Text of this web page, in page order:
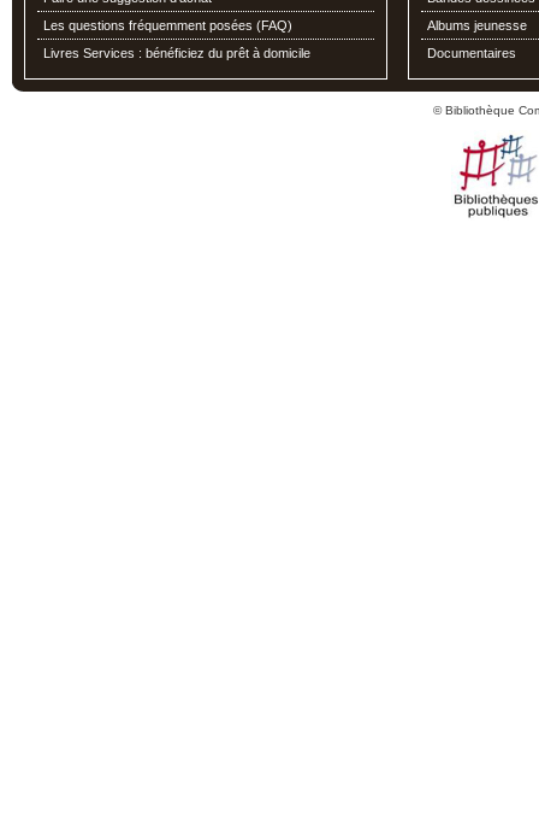
Les questions fréquemment posées (FAQ)
Livres Services : bénéficiez du prêt à domicile
Albums jeunesse
Documentaires
© Bibliothèque